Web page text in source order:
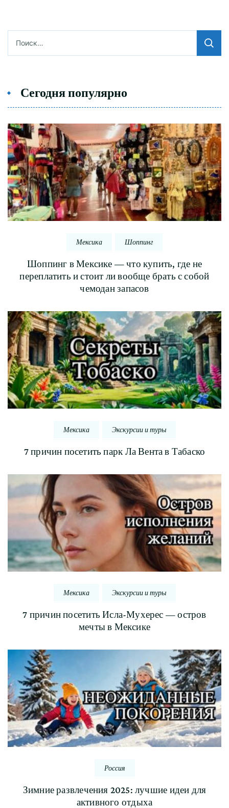
Сегодня популярно
Мексика Шоппинг
Шоппинг в Мексике — что купить, где не
переплатить и стоит ли вообще брать с собой
чемодан запасов
Мексика Экскурсии и туры
7 причин посетить парк Ла Вента в Табаско
Мексика Экскурсии и туры
7 причин посетить Исла-Мухерес — остров
мечты в Мексике
Россия
Зимние развлечения 2025: лучшие идеи для
активного отдыха